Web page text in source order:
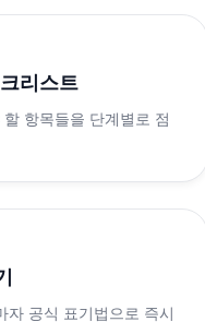
리스트
항목들을 단계별로 점
자 공식 표기법으로 즉시